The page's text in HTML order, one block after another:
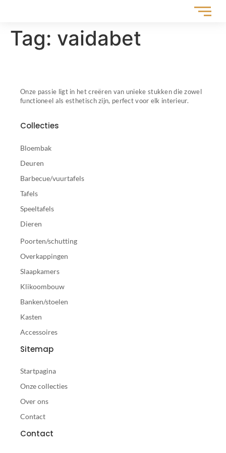
Tag: vaidabet
Onze passie ligt in het creëren van unieke stukken die zowel
functioneel als esthetisch zijn, perfect voor elk interieur.
Collecties
Bloembak
Deuren
Barbecue/vuurtafels
Tafels
Speeltafels
Dieren
Poorten/schutting
Overkappingen
Slaapkamers
Klikoombouw
Banken/stoelen
Kasten
Accessoires
Sitemap
Startpagina
Onze collecties
Over ons
Contact
Contact